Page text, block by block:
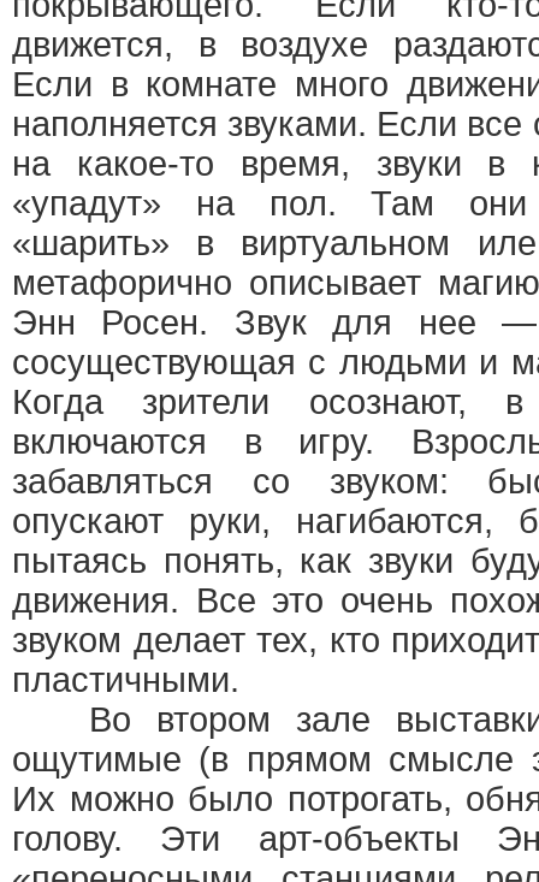
движется, в воздухе
Если в комнате много
наполняется звуками. Если все
на какое-то время, звуки в
«упадут» на пол. Там они
«шарить» в виртуальном
метафорично описывает
Энн Росен. Звук для нее —
сосуществующая с людьми и
Когда зрители осознают,
включаются в игру.
забавляться со звуком:
опускают руки, нагибаются,
пытаясь понять, как звуки
движения. Все это очень
звуком делает тех, кто
пластичными.
Во втором зале выставки
ощутимые (в прямом смысле
Их можно было потрогать,
голову. Эти арт-объекты